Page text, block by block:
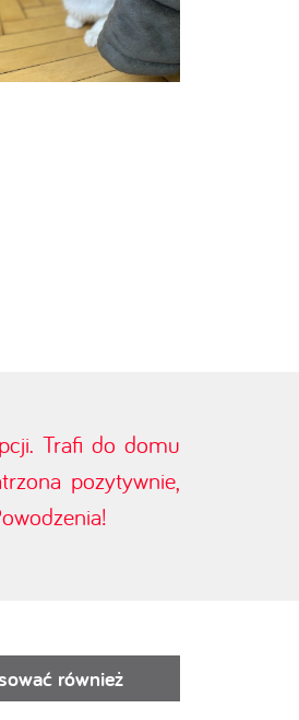
Trafi do domu
pozytywnie,
również